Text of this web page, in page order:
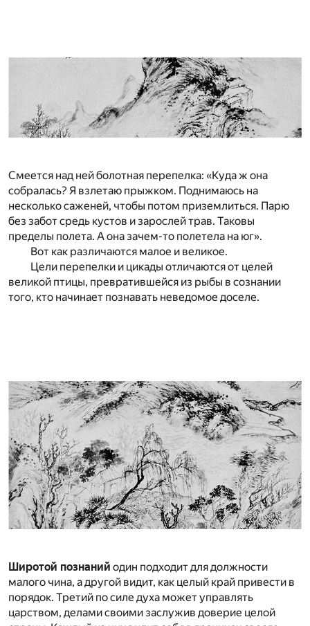
Смеется над ней болотная перепелка: «Куда ж она
собралась? Я взлетаю прыжком. Поднимаюсь на
несколько саженей, чтобы потом приземлиться. Парю
без забот средь кустов и зарослей трав. Таковы
пределы полета. А она зачем-то полетела на юг».
Вот как различаются малое и великое.
Цели перепелки и цикады отличаются от целей
великой птицы, превратившейся из рыбы в сознании
того, кто начинает познавать неведомое доселе.
Широтой познаний один подходит для должности
малого чина, а другой видит, как целый край привести в
порядок. Третий по силе духа может управлять
царством, делами своими заслужив доверие целой